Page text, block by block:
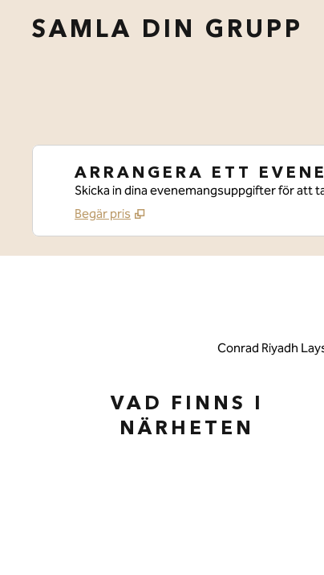
SAMLA DIN GRUPP
ARRANGERA ETT
Skicka in dina evenemangsuppgifter för att
Begär pris
Conrad Riyadh
VAD FINNS I
NÄRHETEN